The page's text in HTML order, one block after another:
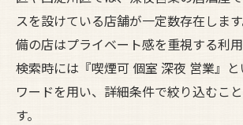
スを設けている店舗が一定数存在しま
備の店はプライベート感を重視する利用
検索時には『喫煙可 個室 深夜 営業』
ワードを用い、詳細条件で絞り込むこ
す。